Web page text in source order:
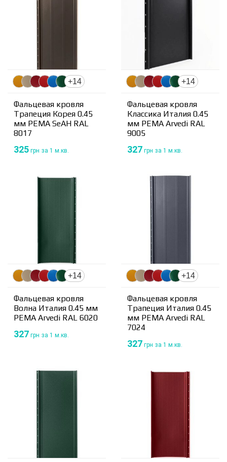
+14
Фальцевая кровля
Трапеция Корея 0.45
мм PEMA SeAH RAL
8017
325 грн за 1 м.кв.
+14
Фальцевая кровля
Классика Италия 0.45
мм PEMA Arvedi RAL
9005
327 грн за 1 м.кв.
+14
Фальцевая кровля
Волна Италия 0.45 мм
PEMA Arvedi RAL 6020
327 грн за 1 м.кв.
+14
Фальцевая кровля
Трапеция Италия 0.45
мм PEMA Arvedi RAL
7024
327 грн за 1 м.кв.